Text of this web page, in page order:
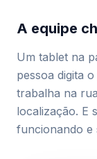
A equipe
Um tablet na
pessoa digita
trabalha na
localização. E
funcionando e